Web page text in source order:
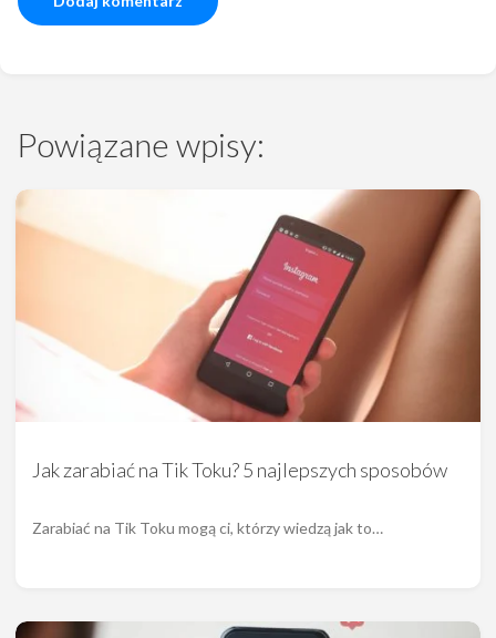
Powiązane wpisy:
Jak zarabiać na Tik Toku? 5 najlepszych sposobów
Zarabiać na Tik Toku mogą ci, którzy wiedzą jak to…